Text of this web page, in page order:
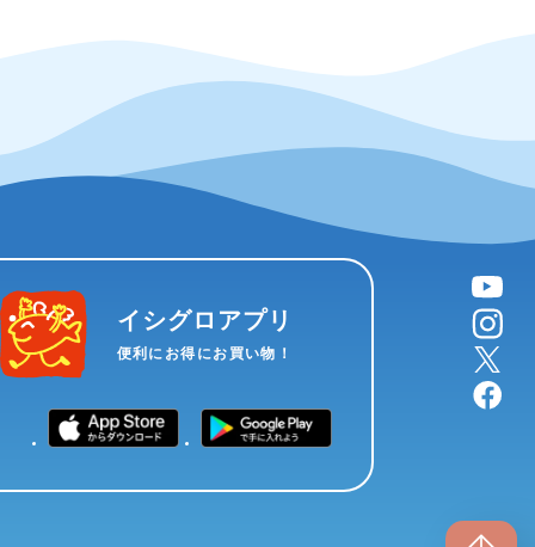
イシグロアプリ
便利にお得にお買い物！
YouTube
instagram
X
facebook